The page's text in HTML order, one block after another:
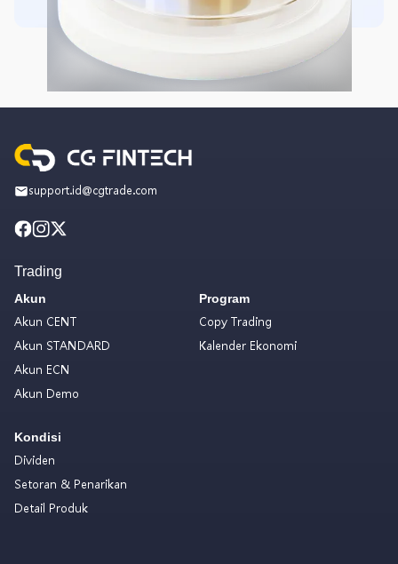
support.id@cgtrade.com
Trading
Akun
Akun CENT
Akun STANDARD
Akun ECN
Akun Demo
Kondisi
Dividen
Setoran & Penarikan
Detail Produk
Program
Copy Trading
Kalender Ekonomi